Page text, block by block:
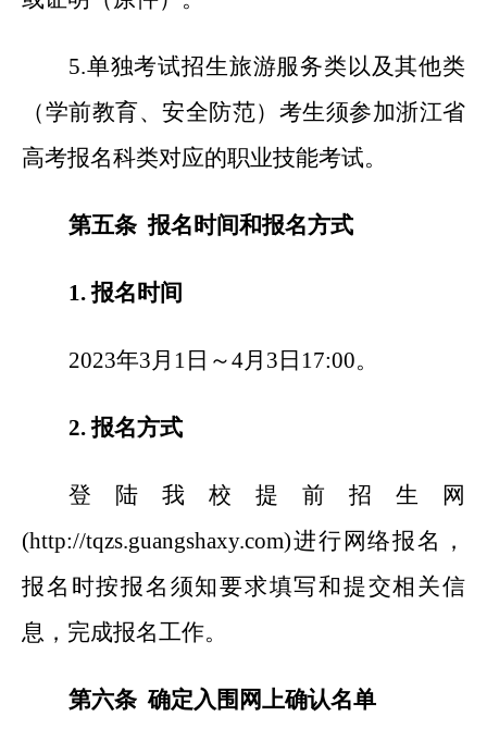
5.单独考试招生旅游服务类以及其他类
（学前教育、安全防范）考生须参加浙江省
高考报名科类对应的职业技能考试。
第五条 报名时间和报名方式
1.报名时间
2023年3月1日～4月3日17:00。
2.报名方式
登陆我校提前招生网
(http://tqzs.guangshaxy.com)进行网络报名，
报名时按报名须知要求填写和提交相关信
息，完成报名工作。
第六条 确定入围网上确认名单